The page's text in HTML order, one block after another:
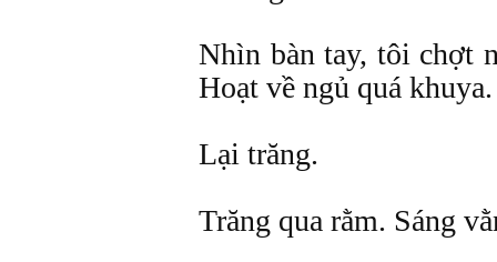
Nhìn bàn tay, tôi chợt
Hoạt về ngủ quá khuya.
Lại trăng.
Trăng qua rằm. Sáng